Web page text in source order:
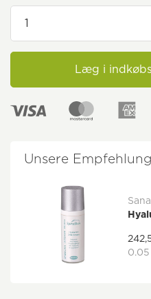
Læg i
Unsere Empfehlung
0.05